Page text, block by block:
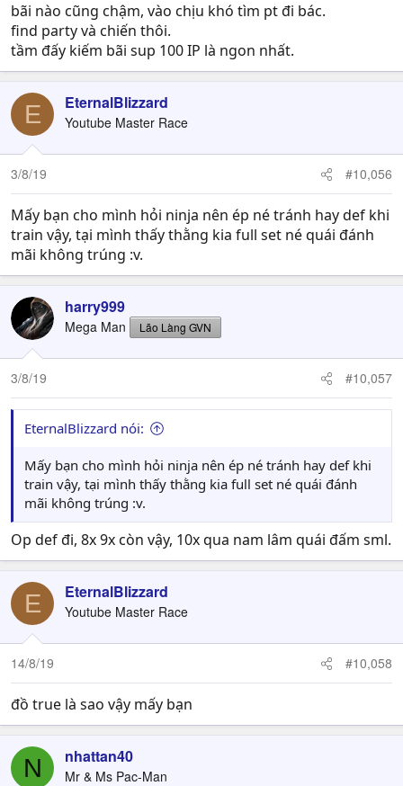
bãi nào cũng chậm, vào chịu khó tìm pt đi bác.
find party và chiến thôi.
tầm đấy kiếm bãi sup 100 IP là ngon nhất.
E EternalBlizzard
Youtube Master Race
3/8/19 #10,056
Mấy bạn cho mình hỏi ninja nên ép né tránh hay def khi
train vậy, tại mình thấy thằng kia full set né quái đánh
mãi không trúng :v.
harry999
Mega Man Lão Làng GVN
3/8/19 #10,057
EternalBlizzard nói:
Mấy bạn cho mình hỏi ninja nên ép né tránh hay def khi
train vậy, tại mình thấy thằng kia full set né quái đánh
mãi không trúng :v.
Op def đi, 8x 9x còn vậy, 10x qua nam lâm quái đấm sml.
E EternalBlizzard
Youtube Master Race
14/8/19 #10,058
đồ true là sao vậy mấy bạn
N nhattan40
Mr & Ms Pac-Man